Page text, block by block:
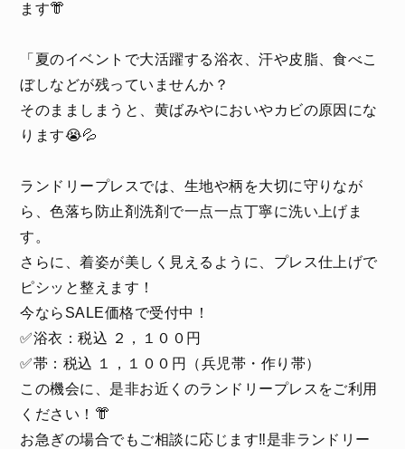
ます👘
「夏のイベントで大活躍する浴衣、汗や皮脂、食べこ
ぼしなどが残っていませんか？
そのまましまうと、黄ばみやにおいやカビの原因にな
ります😭💦
ランドリープレスでは、生地や柄を大切に守りなが
ら、色落ち防止剤洗剤で一点一点丁寧に洗い上げま
す。
さらに、着姿が美しく見えるように、プレス仕上げで
ピシッと整えます！
今ならSALE価格で受付中！
✅浴衣：税込 ２，１００円
✅帯：税込 １，１００円（兵児帯・作り帯）
この機会に、是非お近くのランドリープレスをご利用
ください！👘
お急ぎの場合でもご相談に応じます‼️是非ランドリー